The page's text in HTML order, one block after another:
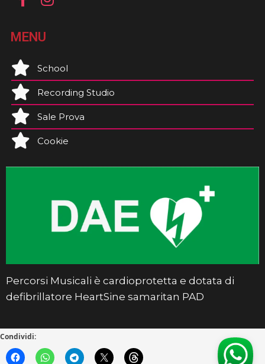
MENU
School
Recording Studio
Sale Prova
Cookie
Percorsi Musicali è cardioprotetta e dotata di
defibrillatore HeartSine samaritan PAD
Condividi: